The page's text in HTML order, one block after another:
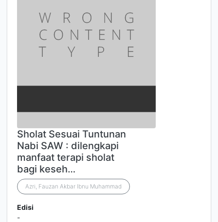
Sholat Sesuai Tuntunan
Nabi SAW : dilengkapi
manfaat terapi sholat
bagi keseh…
Azri, Fauzan Akbar Ibnu Muhammad
Edisi
-